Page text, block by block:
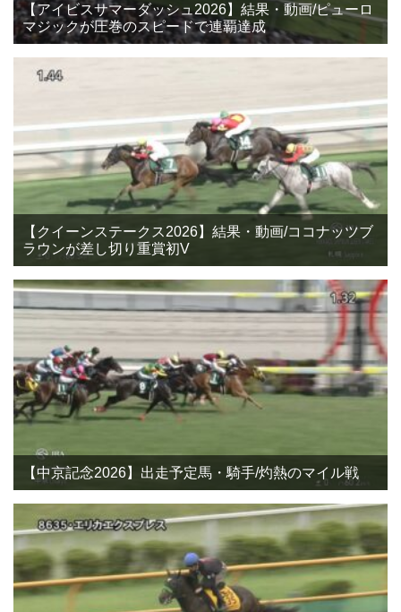
【アイビスサマーダッシュ2026】結果・動画/ピューロ
マジックが圧巻のスピードで連覇達成
【クイーンステークス2026】結果・動画/ココナッツブ
ラウンが差し切り重賞初V
【中京記念2026】出走予定馬・騎手/灼熱のマイル戦